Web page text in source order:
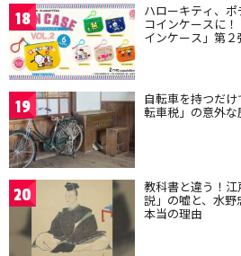
18 ハローキティ、
コインケースに
インケース」第２
19 自転車を持つだ
転車税」の意外
20 教科書と違う！
説」の嘘と、水
本当の理由